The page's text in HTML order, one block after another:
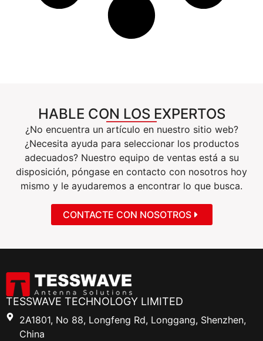
HABLE CON LOS EXPERTOS
¿No encuentra un artículo en nuestro sitio web?
¿Necesita ayuda para seleccionar los productos
adecuados? Nuestro equipo de ventas está a su
disposición, póngase en contacto con nosotros hoy
mismo y le ayudaremos a encontrar lo que busca.
CONTACTE CON NOSOTROS
TESSWAVE TECHNOLOGY LIMITED
2A1801, No 88, Longfeng Rd, Longgang, Shenzhen,
China